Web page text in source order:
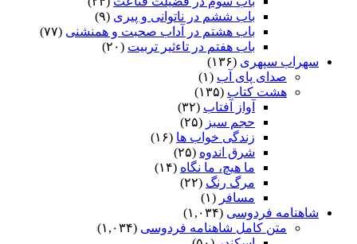
باب ششم در ناتوانى و پیرى (۹)
باب هشتم در آداب صحبت و همنشنى (۷۷)
باب هفتم در تاءثیر تربیت (۲۰)
سهراب سپهری (۱۳۶)
صدای پای آب (۱)
هشت کتاب (۱۳۵)
آواز آفتاب (۳۲)
حجم سبز (۲۵)
زندگی خواب ها (۱۶)
شرق اندوه (۲۵)
ما هیچ، ما نگاه (۱۴)
مرگ رنگ (۲۲)
مسافر (۱)
شاهنامه فردوسی (۱,۰۳۴)
متن کامل شاهنامه فردوسی (۱,۰۳۴)